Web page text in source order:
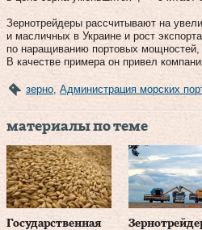
Зернотрейдеры рассчитывают на
и масличных в Украине и рост
по наращиванию портовых мощностей,
В качестве примера он привел
зерно, Администрация морских
материалы по теме
Государственная